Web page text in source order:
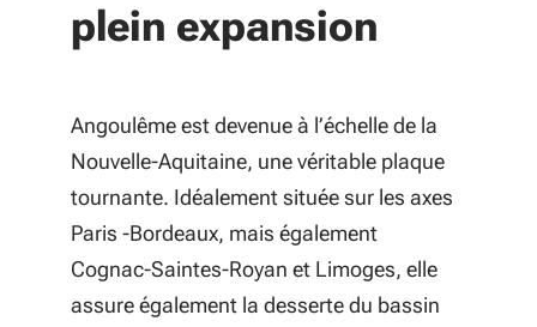
plein expansion
Angoulême est devenue à l’échelle de la
Nouvelle-Aquitaine, une véritable plaque
tournante. Idéalement située sur les axes
Paris -Bordeaux, mais également
Cognac-Saintes-Royan et Limoges, elle
assure également la desserte du bassin